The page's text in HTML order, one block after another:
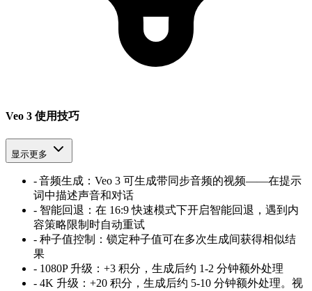
Veo 3 使用技巧
显示更多
-音频生成：Veo 3 可生成带同步音频的视频——在提示
词中描述声音和对话
- 智能回退：在 16:9 快速模式下开启智能回退，遇到内
容策略限制时自动重试
- 种子值控制：锁定种子值可在多次生成间获得相似结
果
- 1080P 升级：+3 积分，生成后约 1-2 分钟额外处理
- 4K 升级：+20 积分，生成后约 5-10 分钟额外处理。视